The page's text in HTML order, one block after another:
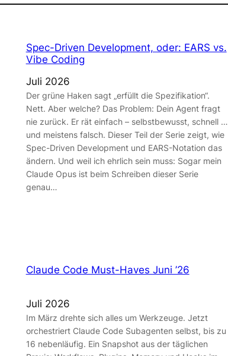
Spec-Driven Development, oder: EARS vs.
Vibe Coding
Juli 2026
Der grüne Haken sagt „erfüllt die Spezifikation“.
Nett. Aber welche? Das Problem: Dein Agent fragt
nie zurück. Er rät einfach – selbstbewusst, schnell …
und meistens falsch. Dieser Teil der Serie zeigt, wie
Spec-Driven Development und EARS-Notation das
ändern. Und weil ich ehrlich sein muss: Sogar mein
Claude Opus ist beim Schreiben dieser Serie
genau…
Claude Code Must-Haves Juni ’26
Juli 2026
Im März drehte sich alles um Werkzeuge. Jetzt
orchestriert Claude Code Subagenten selbst, bis zu
16 nebenläufig. Ein Snapshot aus der täglichen